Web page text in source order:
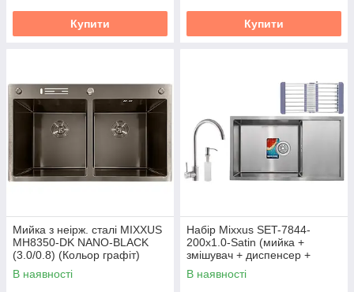
Купити Купити
Мийка з неірж. сталі MIXXUS
MH8350-DK NANO-BLACK
(3.0/0.8) (Кольор графіт)
(MI7053)
В наявності
Набір Mixxus SET-7844-
200x1.0-Satin (мийка +
змішувач + диспенсер +
сушарка для посуду)
(MX0582)
В наявності